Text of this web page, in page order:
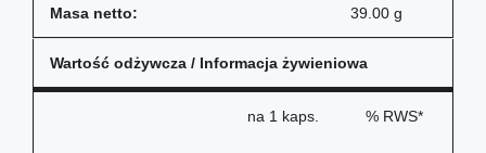
Masa netto: 39.00 g
Wartość odżywcza / Informacja żywieniowa
na 1 kaps. % RWS*